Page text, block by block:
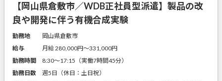
【岡山県倉敷市／WDB正社員型派遣】製品の改
良や開発に伴う有機合成実験
勤務地
岡山県倉敷市
給与
月給 280,000円〜331,000円
勤務時間
8:30～17:15（実働7時間45分）
勤務日数
週5日（休日：土日祝）